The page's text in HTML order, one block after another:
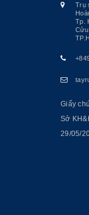
Trụ
Tp.
Cửu
Giấy
Sở
29/05/